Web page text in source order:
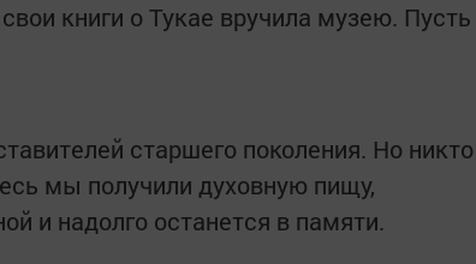
книги о Тукае вручила музею. Пусть
старшего поколения. Но никто
мы получили духовную пищу,
и надолго останется в памяти.